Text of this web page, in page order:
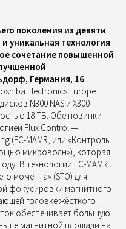
поколения из девяти
уникальная технология
сочетание повышенной
Германия, 16
Electronics Europe
N300 NAS и X300
18 ТБ. Обе новинки
Flux Control —
(FC-MAMR, или «Контроль
микроволн»), которая
В технологии FC-MAMR
момента» (STO) для
фокусировки магнитного
головке жёсткого
обеспечивает большую
магнитной площади на